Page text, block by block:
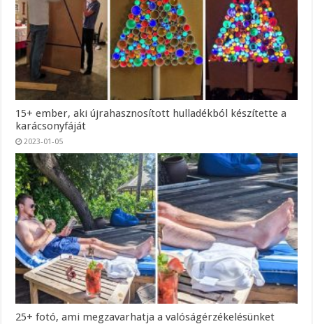
15+ ember, aki újrahasznosított hulladékból készítette a
karácsonyfáját
2023-01-05
25+ fotó, ami megzavarhatja a valóságérzékelésünket